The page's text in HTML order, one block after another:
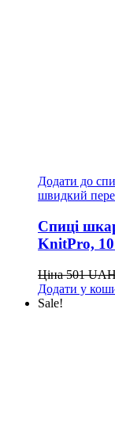
Додати до
швидкий
Спиці
KnitPro,
Ціна501
Додати у
Sale!